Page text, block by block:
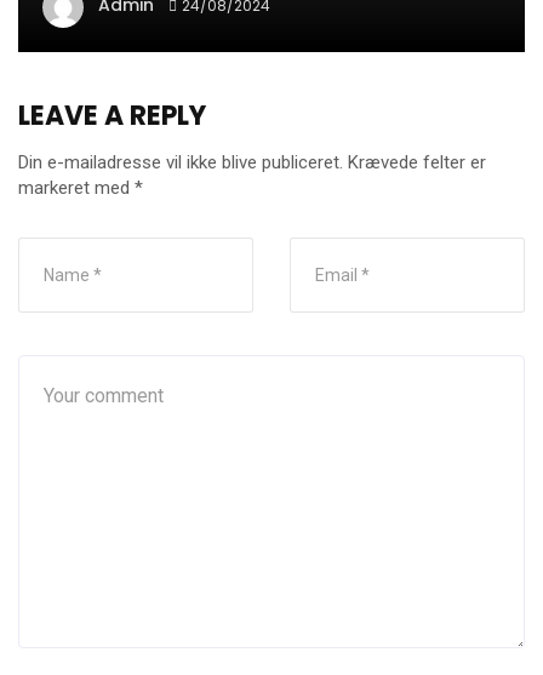
24/08/2024
LEAVE A REPLY
Din e-mailadresse vil ikke blive publiceret. Krævede felter er
markeret med *